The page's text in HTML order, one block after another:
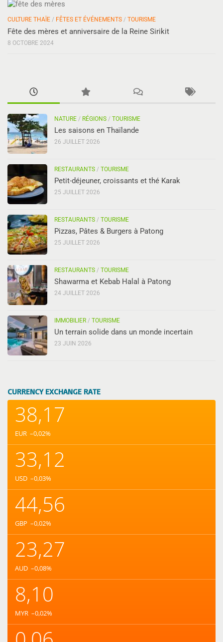
CULTURE THAÏE / FÊTES ET ÉVÉNEMENTS / TOURISME
Fête des mères et anniversaire de la Reine Sirikit
8 OCTOBRE 2024
NATURE / RÉGIONS / TOURISME
Les saisons en Thaïlande
26 JUILLET 2026
RESTAURANTS / TOURISME
Petit-déjeuner, croissants et thé Karak
25 JUILLET 2026
RESTAURANTS / TOURISME
Pizzas, Pâtes & Burgers à Patong
25 JUILLET 2026
RESTAURANTS / TOURISME
Shawarma et Kebab Halal à Patong
24 JUILLET 2026
IMMOBILIER / TOURISME
Un terrain solide dans un monde incertain
23 JUIN 2026
CURRENCY EXCHANGE RATE
38,17
EUR –0,02%
33,12
USD –0,03%
44,56
GBP –0,02%
23,27
AUD –0,08%
8,10
MYR –0,02%